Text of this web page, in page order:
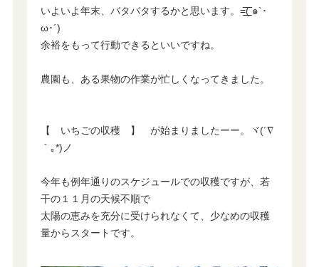
いよいよ年末、バタバタするかと思います。=͟͟͞͞( ๑`･
ω･´)
余裕をもって行動できるといいですね。
農園も、ある果物の作業が忙しくなってきました。
【 いちごの収穫 】 が始まりましたーー。ヾ(´∇
｀｡*)ノ
今年も例年通りのスケジュールでの収穫ですが、若
干の１１月の天候不順で
太陽の恵みを充分に受けられなくて、少なめの収穫
量からスタートです。